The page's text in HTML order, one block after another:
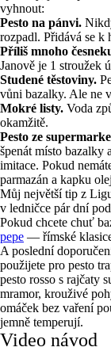
vyhnout:
Pesto na pánvi.
rozpadl. Přidává se k
Příliš mnoho
Janově je 1 stroužek
Studené těstoviny.
vůni bazalky. Ale ne
Mokré listy. Voda
okamžitě.
Pesto ze
špenát místo bazalky
imitace. Pokud
parmazán a kapku
Můj největší tip z
v ledničce pár dní
Pokud chcete chuť
pepe — římské
A poslední
použijete pro pesto
pesto rosso s rajčaty
mramor, krouživé
omáček bez vaření
jemně temperují.
Video návod